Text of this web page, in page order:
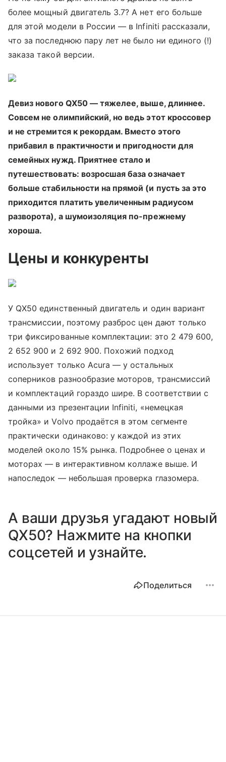
более мощный двигатель 3.7? А нет его больше
для этой модели в России — в Infiniti рассказали,
что за последнюю пару лет не было ни единого (!)
заказа такой версии.
Девиз нового QX50 — тяжелее, выше, длиннее.
Совсем не олимпийский, но ведь этот кроссовер
и не стремится к рекордам. Вместо этого
прибавил в практичности и пригодности для
семейных нужд. Приятнее стало и
путешествовать: возросшая база означает
больше стабильности на прямой (и пусть за это
приходится платить увеличенным радиусом
разворота), а шумоизоляция по-прежнему
хороша.
Цены и конкуренты
У QX50 единственный двигатель и один вариант
трансмиссии, поэтому разброс цен дают только
три фиксированные комплектации: это 2 479 600,
2 652 900 и 2 692 900. Похожий подход
использует только Acura — у остальных
соперников разнообразие моторов, трансмиссий
и комплектаций гораздо шире. В соответствии с
данными из презентации Infiniti, «немецкая
тройка» и Volvo продаётся в этом сегменте
практически одинаково: у каждой из этих
моделей около 15% рынка. Подробнее о ценах и
моторах — в интерактивном коллаже выше. И
напоследок — небольшая проверка глазомера.
А ваши друзья угадают новый
QX50? Нажмите на кнопки
соцсетей и узнайте.
Поделиться